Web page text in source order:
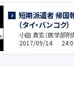
短期派遣者 帰国
（タイ・バンコク）
小田 真玄（医学部附
2017/09/14